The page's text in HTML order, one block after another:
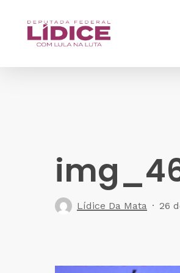
Lídice Da Mata 26